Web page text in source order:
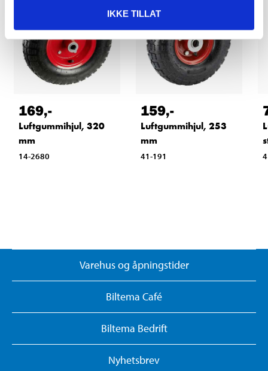
IKKE TILLAT
169,-
Luftgummihjul, 320
mm
14-2680
159,-
Luftgummihjul, 253
mm
41-191
Varehus og åpningstider
Biltema Café
Biltema Bedrift
Nyhetsbrev